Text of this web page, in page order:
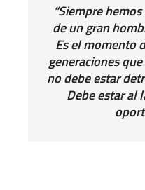
“Siempre
de un gran
Es el momento
generaciones
no debe estar
Debe estar al